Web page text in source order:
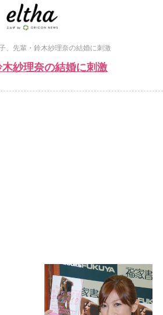
、先輩・鈴木紗理奈の結婚に刺激
紗理奈の結婚に刺激